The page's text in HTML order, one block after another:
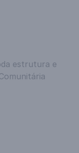
estrutura e